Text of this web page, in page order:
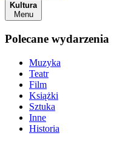
Kultura
Menu
Polecane wydarzenia
Muzyka
Teatr
Film
Książki
Sztuka
Inne
Historia